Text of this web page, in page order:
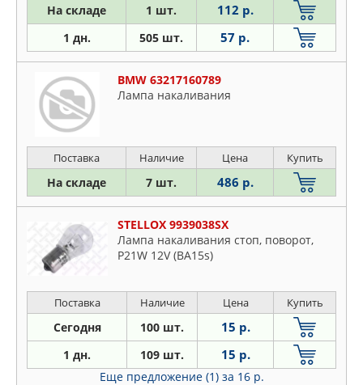
На складе 1 шт. 112 р.
1 дн. 505 шт. 57 р.
BMW 63217160789
Лампа накаливания
Поставка Наличие Цена Купить
На складе 7 шт. 486 р.
STELLOX 9939038SX
Лампа накаливания cтоп, поворот,
P21W 12V (BA15s)
Поставка Наличие Цена Купить
Сегодня 100 шт. 15 р.
1 дн. 109 шт. 15 р.
Еще предложение (1) за 16 р.